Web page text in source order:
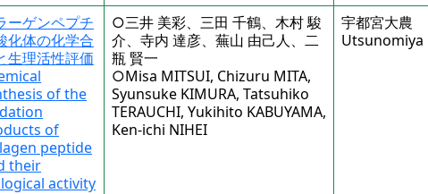
ーゲンペプチ
化体の化学合
生理活性評価
of the
of
peptide
their
activity
○三井 美彩、三田 千鶴、木村 駿
介、寺内 達彦、蕪山 由己人、二
瓶 賢一
○Misa MITSUI, Chizuru MITA,
Syunsuke KIMURA, Tatsuhiko
TERAUCHI, Yukihito KABUYAMA,
Ken-ichi NIHEI
宇都宮大農
Utsunomiya